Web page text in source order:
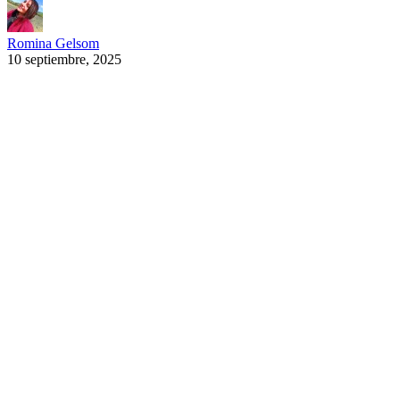
Romina Gelsom
10 septiembre, 2025